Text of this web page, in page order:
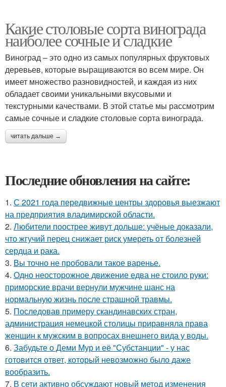
Какие столовые сорта винограда
наиболее сочные и сладкие
Виноград – это одно из самых популярных фруктовых
деревьев, которые выращиваются во всем мире. Он
имеет множество разновидностей, и каждая из них
обладает своими уникальными вкусовыми и
текстурными качествами. В этой статье мы рассмотрим
самые сочные и сладкие столовые сорта винограда.
читать дальше →
Последние обновления на сайте:
1. С 2021 года передвижные центры здоровья выезжают
на предприятия владимирской области.
2. Любители поострее живут дольше: учёные доказали,
что жгучий перец снижает риск умереть от болезней
сердца и рака.
3. Вы точно не пробовали такое варенье.
4. Одно неосторожное движение едва не стоило руки:
приморские врачи вернули мужчине шанс на
нормальную жизнь после страшной травмы.
5. Последовав примеру скандинавских стран,
администрация немецкой столицы приравняла права
женщин к мужским в вопросах внешнего вида у воды.
6. Забудьте о Деми Мур и её "Субстанции" - у нас
готовится ответ, который невозможно было даже
вообразить.
7. В сети активно обсуждают новый метод изменения